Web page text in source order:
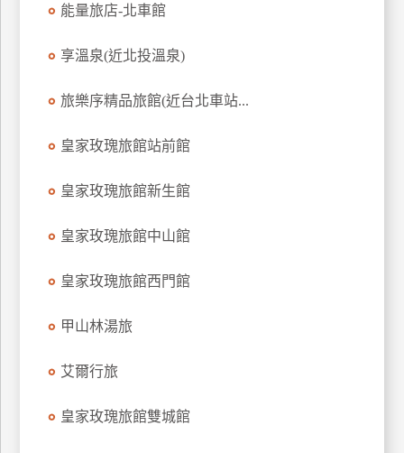
能量旅店-北車館
享溫泉(近北投溫泉)
旅樂序精品旅館(近台北車站...
皇家玫瑰旅館站前館
皇家玫瑰旅館新生館
皇家玫瑰旅館中山館
皇家玫瑰旅館西門館
甲山林湯旅
艾爾行旅
皇家玫瑰旅館雙城館